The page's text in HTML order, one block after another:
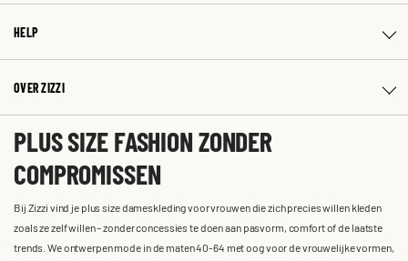
HELP
OVER ZIZZI
PLUS SIZE FASHION ZONDER
COMPROMISSEN
Bij Zizzi vind je plus size dameskleding voor vrouwen die zich precies willen kleden
zoals ze zelf willen – zonder concessies te doen aan pasvorm, comfort of de laatste
trends. We ontwerpen mode in de maten 40-64 met oog voor de vrouwelijke vormen,